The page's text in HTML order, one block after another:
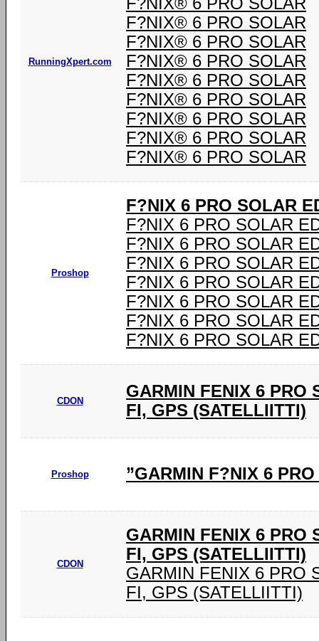
RunningXpert.com
F?NIX® 6 PRO SOLAR
F?NIX® 6 PRO SOLAR
F?NIX® 6 PRO SOLAR
F?NIX® 6 PRO SOLAR
F?NIX® 6 PRO SOLAR
F?NIX® 6 PRO SOLAR
F?NIX® 6 PRO SOLAR
F?NIX® 6 PRO SOLAR
Proshop
F?NIX 6 PRO SOLAR
F?NIX 6 PRO SOLAR
F?NIX 6 PRO SOLAR
F?NIX 6 PRO SOLAR
F?NIX 6 PRO SOLAR
F?NIX 6 PRO SOLAR
F?NIX 6 PRO SOLAR
F?NIX 6 PRO SOLAR
CDON
GARMIN FENIX 6 PRO
FI, GPS (SATELLIITTI)
Proshop ”GARMIN F?NIX 6
CDON
GARMIN FENIX 6 PRO
FI, GPS (SATELLIITTI)
GARMIN FENIX 6 PRO
FI, GPS (SATELLIITTI)